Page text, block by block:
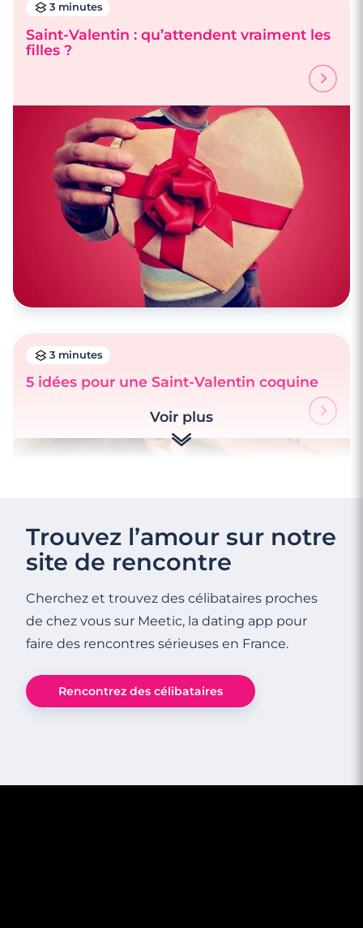
3 minutes
Saint-Valentin : qu’attendent vraiment les
filles ?
3 minutes
5 idées pour une Saint-Valentin coquine
3 minutes
Voir plus
Trouvez l’amour sur notre
site de rencontre
Cherchez et trouvez des célibataires proches
de chez vous sur Meetic, la dating app pour
faire des rencontres sérieuses en France.
Rencontrez des célibataires